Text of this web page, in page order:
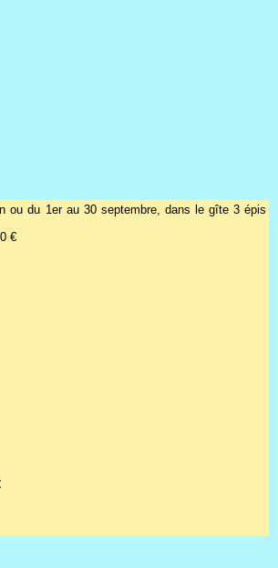
ou du 1er au 30 septembre, dans le gîte 3 épis
€